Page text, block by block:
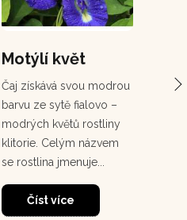
Motýlí květ
Čaj získává svou modrou
barvu ze sytě fialovo –
modrých květů rostliny
klitorie. Celým názvem
se rostlina jmenuje...
Číst více